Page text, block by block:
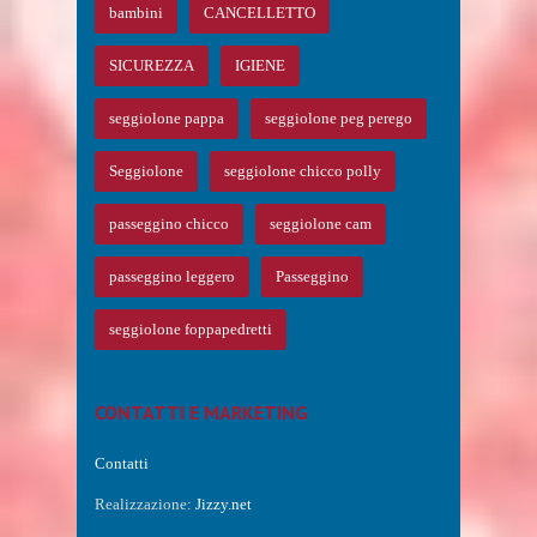
bambini CANCELLETTO
SICUREZZA IGIENE
seggiolone pappa seggiolone peg perego
Seggiolone seggiolone chicco polly
passeggino chicco seggiolone cam
passeggino leggero Passeggino
seggiolone foppapedretti
CONTATTI E MARKETING
Contatti
Realizzazione: Jizzy.net